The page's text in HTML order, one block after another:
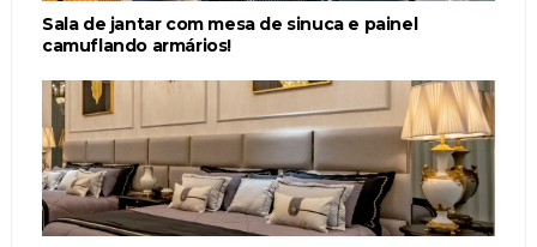
Sala de jantar com mesa de sinuca e painel
camuflando armários!